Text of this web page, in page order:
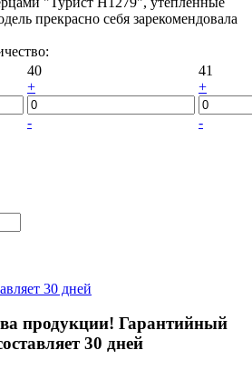
прекрасно себя зарекомендовала
40
+
-
41
+
-
30 дней
продукции! Гарантийный
30 дней